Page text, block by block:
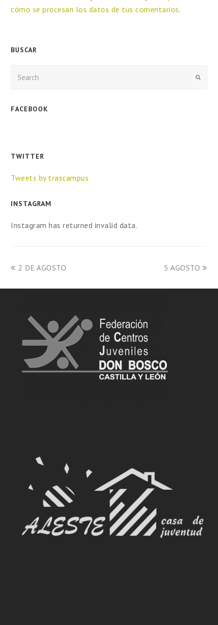
cómo se procesan los datos de tus comentarios.
BUSCAR
Enviar
FACEBOOK
TWITTER
Tweets by trascampus
INSTAGRAM
Instagram has returned invalid data.
2 DE AGOSTO 5 AGOSTO